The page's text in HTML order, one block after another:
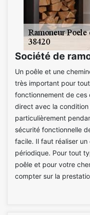
Société de
Un poêle et une
très important pour
fonctionnement de
direct avec la
particulièrement
sécurité fonctionnelle
facile. Il faut réaliser
périodique. Pour tout
poêle et pour votre
compter sur la